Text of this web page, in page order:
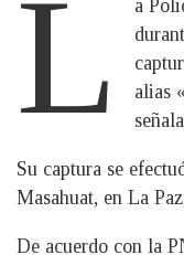
L
a
alias
Su captura se
Masahuat, en La
De acuerdo con la